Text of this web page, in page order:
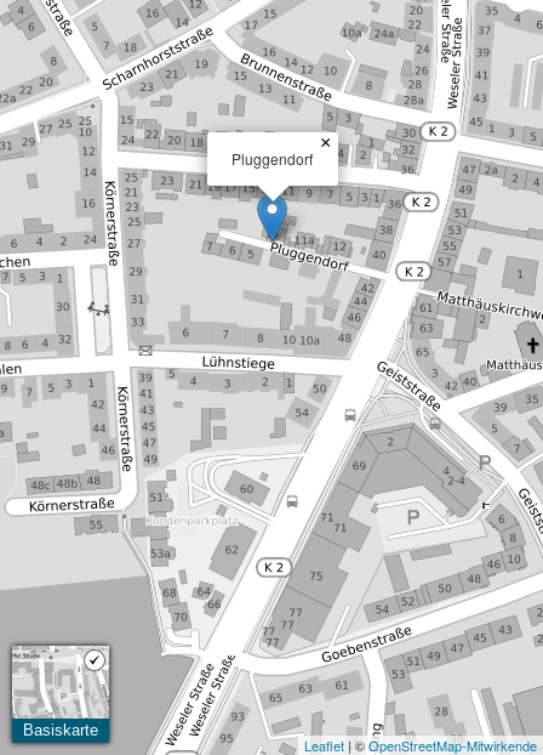
Pluggendorf
×
Basiskarte
Leaflet| ©OpenStreetMap-Mitwirkende